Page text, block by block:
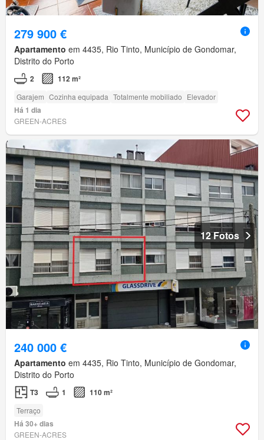
279 900 €
Apartamento em 4435, Rio Tinto, Município de Gondomar,
Distrito do Porto
2 112 m²
Garajem Cozinha equipada Totalmente mobiliado Elevador
Há 1 dia
GREEN-ACRES
12 Fotos
240 000 €
Apartamento em 4435, Rio Tinto, Município de Gondomar,
Distrito do Porto
T3 1 110 m²
Terraço
Há 30+ dias
GREEN-ACRES